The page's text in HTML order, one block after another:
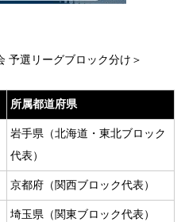
予選リーグブロック分け＞
所属都道府県
岩手県（北海道・東北ブロック
代表）
京都府（関西ブロック代表）
埼玉県（関東ブロック代表）